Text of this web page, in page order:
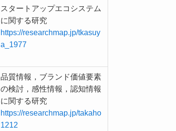
スタートアップエコシステム
に関する研究
https://researchmap.jp/tkasuy
a_1977
品質情報，ブランド価値要素
の検討，感性情報，認知情報
に関する研究
https://researchmap.jp/takaho
1212